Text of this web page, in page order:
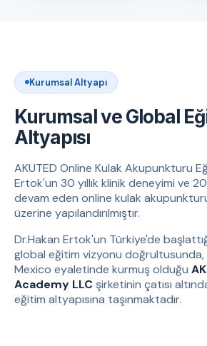
Kurumsal Altyapı
Kurumsal ve Global
Altyapısı
AKUTED Online Kulak Akupunkturu
Ertok'un 30 yıllık klinik deneyimi ve
devam eden online kulak
üzerine yapılandırılmıştır.
Dr.Hakan Ertok'un Türkiye'de
global eğitim vizyonu doğrultusunda,
Mexico eyaletinde kurmuş olduğu
Academy LLC şirketinin çatısı
eğitim altyapısına taşınmaktadır.